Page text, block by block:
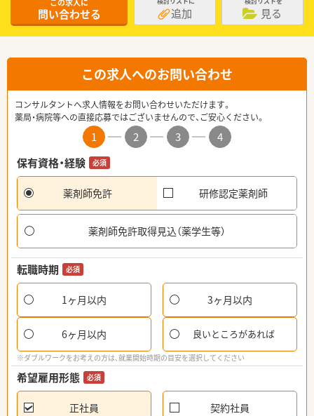
この求人に
問い合わせる 追加 見る
この求人へのお問い合わせ
コンサルタントへ求人情報をお問い合わせいただけます。
薬局・病院等への直接応募ではございませんので、ご安心ください。
1 2 3
4
保有資格・経験
必須
薬剤師免許 研修認定薬剤師
薬剤師免許取得見込（薬学生等）
転職時期 必須
1ヶ月以内 3ヶ月以内
6ヶ月以内 良いところがあれば
※ダブルワークをお考えの方は、就業開始時期の目安を選択してください
希望雇用形態 必須
正社員 契約社員